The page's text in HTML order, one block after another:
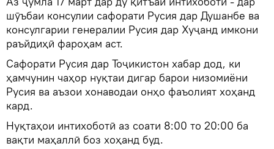
шӯъбаи консулии сафорати Русия дар Душанбе ва
консулгарии генералии Русия дар Хуҷанд имкони
раъйдиҳӣ фароҳам аст.
Сафорати Русия дар Тоҷикистон хабар дод, ки
ҳамчунин чаҳор нуқтаи дигар барои низомиёни
Русия ва аъзои хонаводаи онҳо фаъолият хоҳанд
кард.
Нуқтаҳои интихоботӣ аз соати 8:00 то 20:00 ба
вақти маҳаллӣ боз хоҳанд буд.